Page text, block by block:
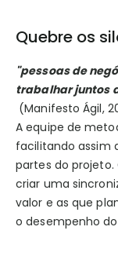
Quebre os
"pessoas de
trabalhar juntos
(Manifesto Ágil,
A equipe de
facilitando assim
partes do projeto.
criar uma
valor e as que
o desempenho